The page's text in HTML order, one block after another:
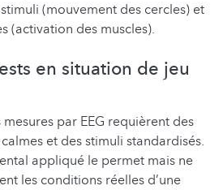
(mouvement des cercles) et
(activation des muscles).
en situation de jeu
par EEG requièrent des
et des stimuli standardisés.
appliqué le permet mais ne
les conditions réelles d’une